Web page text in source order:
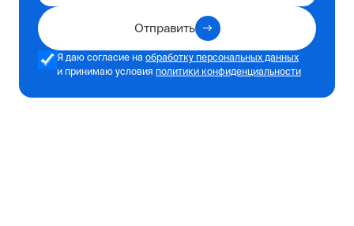
Отправить
Я даю согласие на обработку персональных данных
и принимаю условия политики конфиденциальности